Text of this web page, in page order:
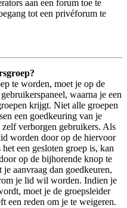
aan een forum toe te
tot een privéforum te
te worden, moet je op de
waarna je een
krijgt. Niet alle groepen
een goedkeuring van je
zelf verborgen gebruikers. Als
worden door op de hiervoor
een gesloten groep is, kan
op de bijhorende knop te
aanvraag dan goedkeuren,
je lid wil worden. Indien je
moet je de groepsleider
een reden om je te weigeren.